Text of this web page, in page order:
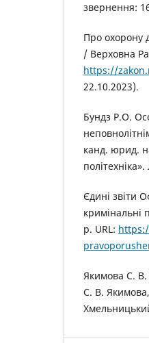
звернення:
Про охорону
/ Верховна
https://
22.10.2023).
Бундз Р.О.
канд. юрид.
Єдині звіти
кримінальні
р. URL:
Якимова С. В.
С. В.